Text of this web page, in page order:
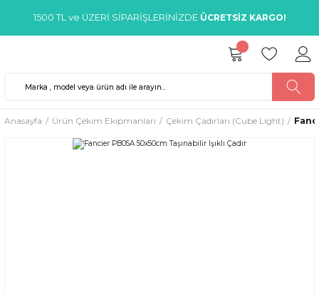
1500 TL ve ÜZERİ SİPARİŞLERİNİZDE ÜCRETSİZ KARGO!
Anasayfa Ürün Çekim Ekipmanları Çekim Çadırları (Cube Light)